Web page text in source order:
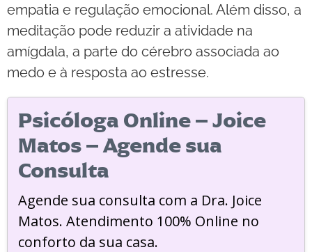
empatia e regulação emocional. Além disso, a
meditação pode reduzir a atividade na
amígdala, a parte do cérebro associada ao
medo e à resposta ao estresse.
Psicóloga Online – Joice
Matos – Agende sua
Consulta
Agende sua consulta com a Dra. Joice
Matos. Atendimento 100% Online no
conforto da sua casa.